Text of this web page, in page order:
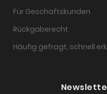
Für Geschäftskunden
Rückgaberecht
Häufig gefragt, schnell